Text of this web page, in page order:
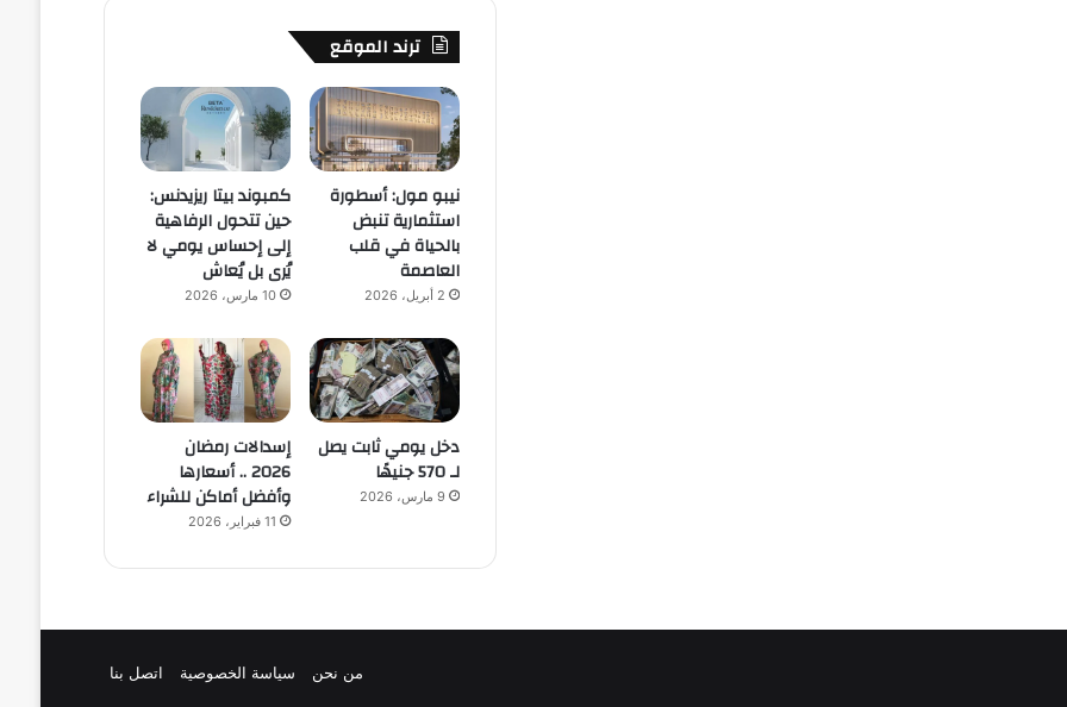
ترند الموقع
نيبو مول: أسطورة
استثمارية تنبض
بالحياة في قلب
العاصمة
2 أبريل، 2026
كمبوند بيتا ريزيدنس:
حين تتحول الرفاهية
إلى إحساس يومي لا
يُرى بل يُعاش
10 مارس، 2026
دخل يومي ثابت يصل
لـ 570 جنيهًا
9 مارس، 2026
إسدالات رمضان
2026 .. أسعارها
وأفضل أماكن للشراء
11 فبراير، 2026
من نحن سياسة الخصوصية اتصل بنا